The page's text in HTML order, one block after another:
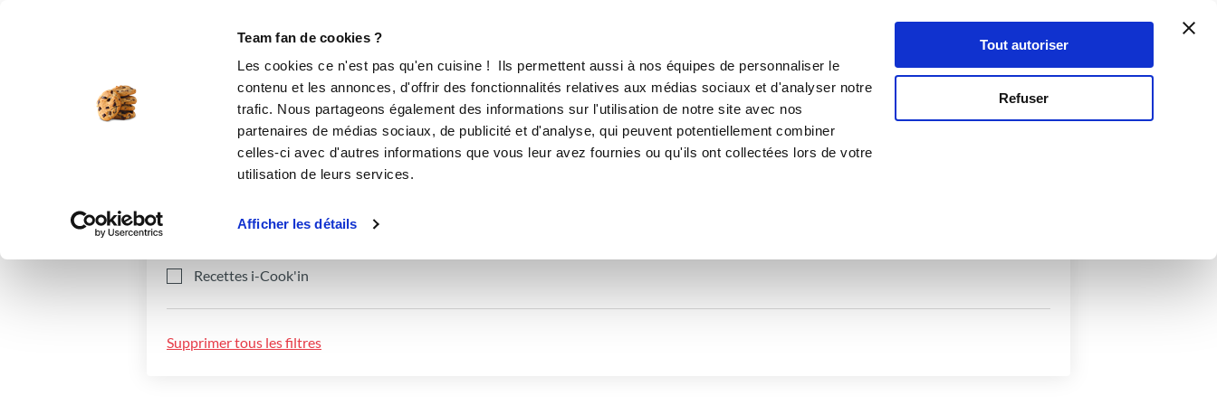
Team fan de cookies ?
Les cookies ce n'est pas qu'en cuisine ! Ils permettent aussi à nos équipes de personnaliser le
contenu et les annonces, d'offrir des fonctionnalités relatives aux médias sociaux et d'analyser notre
trafic. Nous partageons également des informations sur l'utilisation de notre site avec nos
partenaires de médias sociaux, de publicité et d'analyse, qui peuvent potentiellement combiner
celles-ci avec d'autres informations que vous leur avez fournies ou qu'ils ont collectées lors de votre
utilisation de leurs services.
Afficher les détails
Tout autoriser
Refuser
Se connecter
TOUTES LES RECETTES DE
Carineli
Recettes i-Cook'in
Supprimer tous les filtres